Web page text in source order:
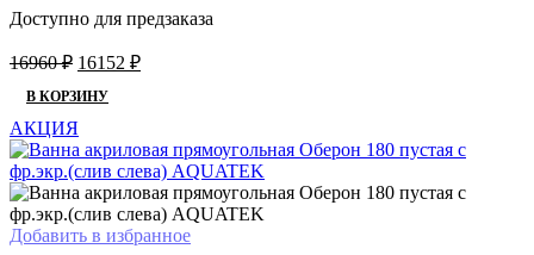
Доступно для предзаказа
16960₽ Первоначальная
составляла
16960 ₽.
16152 ₽Текущая
В КОРЗИНУ
АКЦИЯ
Добавить в избранное